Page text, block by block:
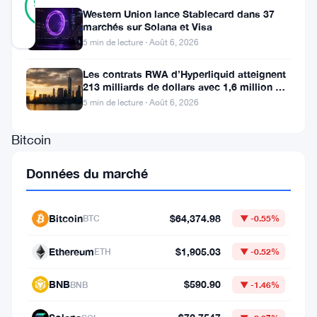
95
RÉEL
Mis à jour 2 mois il y a
Des
détenteurs
Bitcoin
n’avaient
touché
pièces
Western Union lance Stablecard dans 37
marchés sur Solana et Visa
5 min de lecture · Août 6, 2026
Les contrats RWA d’Hyperliquid atteignent
213 milliards de dollars avec 1,6 million de
détenteurs
5 min de lecture · Août 6, 2026
Données du marché
BitcoinBTC $64,374.98 ▼ -0.55%
EthereumETH $1,905.03 ▼ -0.52%
BNBBNB $590.90 ▼ -1.46%